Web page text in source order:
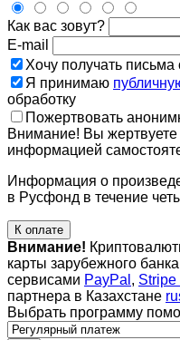
Как вас зовут?
E-mail
Хочу получать
Я принимаю
обработку
Пожертвовать
Внимание! Вы жертвуете
информацией
Информация о
в Русфонд в течение
К оплате
Внимание!
карты зарубежного
сервисами PayPal , Stripe
партнера в Казахстане
Выбрать программу